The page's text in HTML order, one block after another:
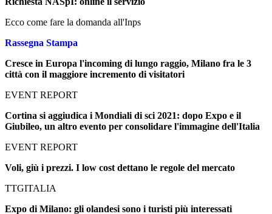
Ecco come fare la domanda all'Inps
Rassegna Stampa
Cresce in Europa l'incoming di lungo raggio, Milano fra le 3
città con il maggiore incremento di visitatori
EVENT REPORT
Cortina si aggiudica i Mondiali di sci 2021: dopo Expo e il
Giubileo, un altro evento per consolidare l'immagine dell'Italia
EVENT REPORT
Voli, giù i prezzi. I low cost dettano le regole del mercato
TTGITALIA
Expo di Milano: gli olandesi sono i turisti più interessati